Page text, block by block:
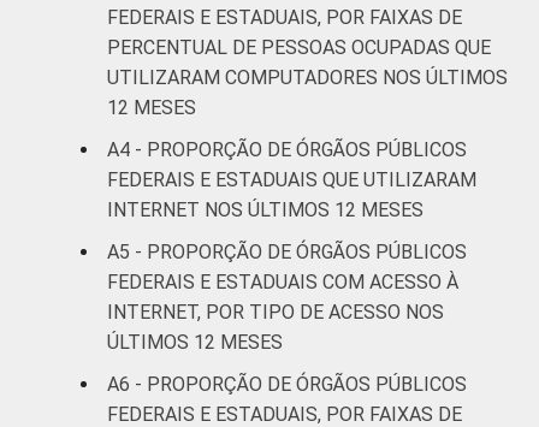
FEDERAIS E ESTADUAIS, POR FAIXAS DE
PERCENTUAL DE PESSOAS OCUPADAS QUE
UTILIZARAM COMPUTADORES NOS ÚLTIMOS
12 MESES
A4 - PROPORÇÃO DE ÓRGÃOS PÚBLICOS
FEDERAIS E ESTADUAIS QUE UTILIZARAM
INTERNET NOS ÚLTIMOS 12 MESES
A5 - PROPORÇÃO DE ÓRGÃOS PÚBLICOS
FEDERAIS E ESTADUAIS COM ACESSO À
INTERNET, POR TIPO DE ACESSO NOS
ÚLTIMOS 12 MESES
A6 - PROPORÇÃO DE ÓRGÃOS PÚBLICOS
FEDERAIS E ESTADUAIS, POR FAIXAS DE